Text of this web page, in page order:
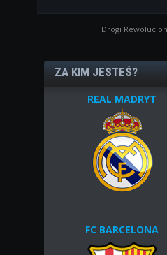
Drogi
ZA KIM JESTEŚ?
REAL MADRYT
FC BARCELONA